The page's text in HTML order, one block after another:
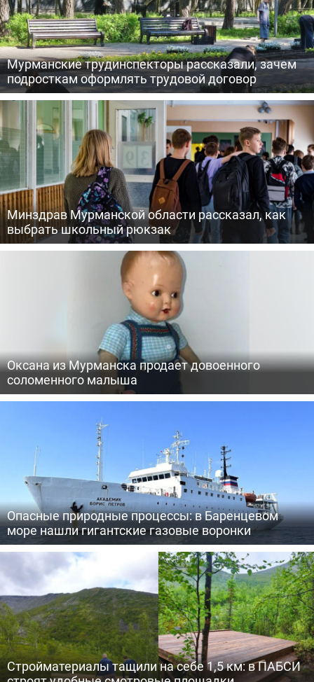
Мурманские трудинспекторы рассказали, зачем
подросткам оформлять трудовой договор
Минздрав Мурманской области рассказал, как
выбрать школьный рюкзак
Оксана из Мурманска продает довоенного
соломенного малыша
Опасные природные процессы: в Баренцевом
море нашли гигантские газовые воронки
Стройматериалы тащили на себе 1,5 км: в ПАБСИ